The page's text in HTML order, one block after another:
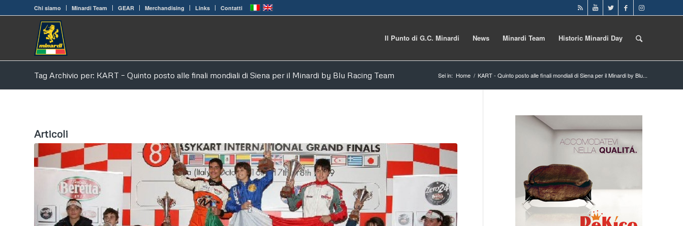
Chi siamo Minardi Team GEAR Merchandising Links Contatti
Il Punto di G.C. Minardi News Minardi Team Historic Minardi Day
Tag Archivio per: KART – Quinto posto alle finali mondiali di Siena per il Minardi by Blu Racing Team Sei in: Home / KART - Quinto posto alle finali mondiali di Siena per il Minardi by Blu...
Articoli